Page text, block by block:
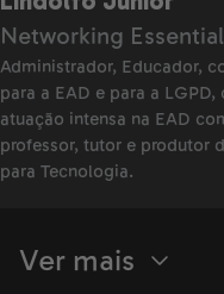
Networking
Administrador, Educador,
para a EAD e para a LGPD,
atuação intensa na EAD
professor, tutor e produtor
para Tecnologia.
Ver mais